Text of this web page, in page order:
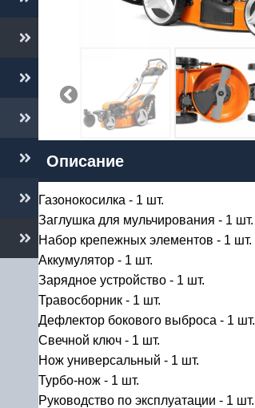
Описание
Газонокосилка - 1 шт.
Заглушка для мульчирования - 1 шт.
Набор крепежных элементов - 1 шт.
Аккумулятор - 1 шт.
Зарядное устройство - 1 шт.
Травосборник - 1 шт.
Дефлектор бокового выброса - 1 шт.
Свечной ключ - 1 шт.
Нож универсальный - 1 шт.
Турбо-нож - 1 шт.
Руководство по эксплуатации - 1 шт.
65,026